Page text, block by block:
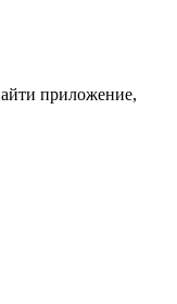
приложение,